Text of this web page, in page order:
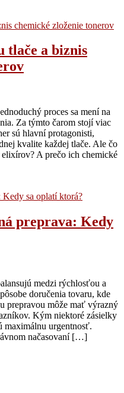
tlače a biznis
proces sa mení na
Za týmto čarom stojí viac
sú hlavní protagonisti,
kvalite každej tlače. Ale čo
A prečo ich chemické
preprava: Kedy
medzi rýchlosťou a
doručenia tovaru, kde
prepravou môže mať výrazný
Kým niektoré zásielky
maximálnu urgentnosť.
načasovaní […]